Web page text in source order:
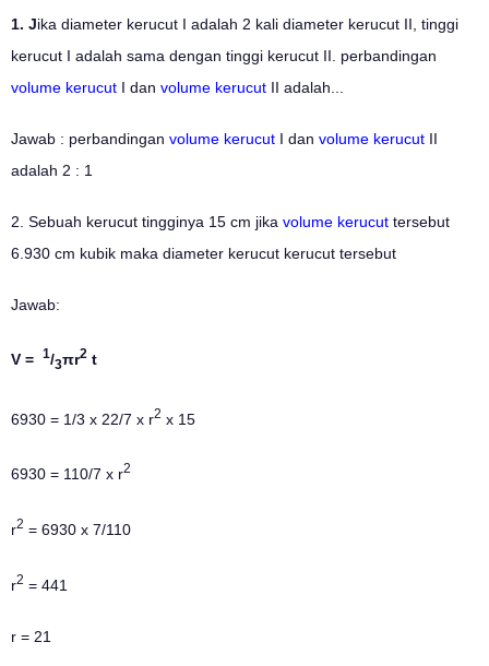
1. Jika diameter kerucut I adalah 2 kali diameter kerucut II, tinggi
kerucut I adalah sama dengan tinggi kerucut II. perbandingan
volume kerucut I dan volume kerucut II adalah...
Jawab : perbandingan volume kerucut I dan volume kerucut II
adalah 2 : 1
2. Sebuah kerucut tingginya 15 cm jika volume kerucut tersebut
6.930 cm kubik maka diameter kerucut kerucut tersebut
Jawab:
V = 1/3πr2 t
6930 = 1/3 x 22/7 x r2 x 15
6930 = 110/7 x r2
r2 = 6930 x 7/110
r2 = 441
r = 21